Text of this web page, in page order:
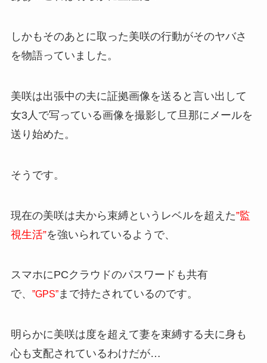
しかもそのあとに取った美咲の行動がそのヤバさ
を物語っていました。
美咲は出張中の夫に証拠画像を送ると言い出して
女3人で写っている画像を撮影して旦那にメールを
送り始めた。
そうです。
現在の美咲は夫から束縛というレベルを超えた”監
視生活”を強いられているようで、
スマホにPCクラウドのパスワードも共有
で、 ”GPS”まで持たされているのです。
明らかに美咲は度を超えて妻を束縛する夫に身も
心も支配されているわけだが…